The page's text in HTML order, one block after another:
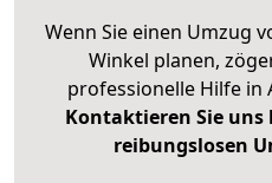
Wenn Sie einen Umzug
Winkel planen,
professionelle Hilfe in
Kontaktieren Sie uns
reibungslosen